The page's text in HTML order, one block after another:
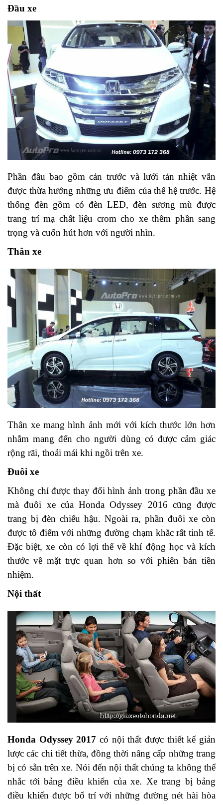
Đầu xe
Phần đầu bao gồm cản trước và lưới tản nhiệt vẫn
được thừa hưởng những ưu điểm của thế hệ trước. Hệ
thống đèn gồm có đèn LED, đèn sương mù được
trang trí mạ chất liệu crom cho xe thêm phần sang
trọng và cuốn hút hơn với người nhìn.
Thân xe
Thân xe mang hình ảnh mới với kích thước lớn hơn
nhằm mang đến cho người dùng có được cảm giác
rộng rãi, thoải mái khi ngồi trên xe.
Đuôi xe
Không chỉ được thay đổi hình ảnh trong phần đầu xe
mà đuôi xe của Honda Odyssey 2016 cũng được
trang bị đèn chiếu hậu. Ngoài ra, phần đuôi xe còn
được tô điểm với những đường chạm khắc rất tinh tế.
Đặc biệt, xe còn có lợi thế về khí động học và kích
thước về mặt trực quan hơn so với phiên bản tiền
nhiệm.
Nội thất
Honda Odyssey 2017 có nội thất được thiết kế giản
lược các chi tiết thừa, đồng thời nâng cấp những trang
bị có sẵn trên xe. Nói đến nội thất chúng ta không thể
nhắc tới bảng điều khiển của xe. Xe trang bị bảng
điều khiển được bố trí với những đường nét hài hòa